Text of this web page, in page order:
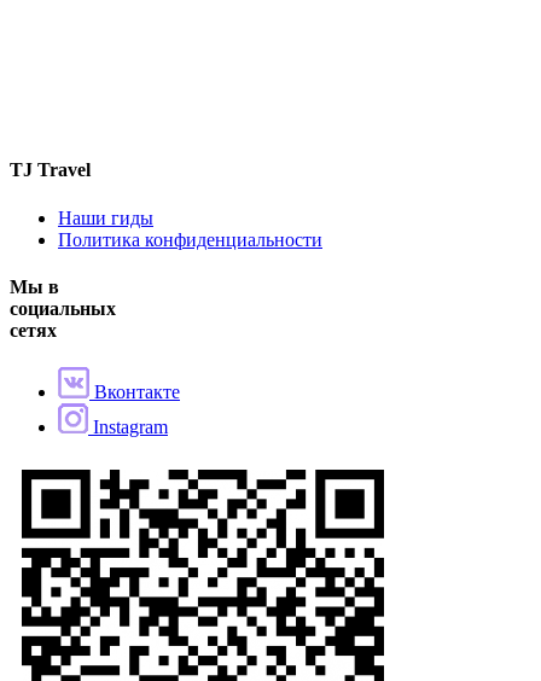
TJ Travel
Наши гиды
Политика конфиденциальности
Мы в
социальных
сетях
Вконтакте
Instagram